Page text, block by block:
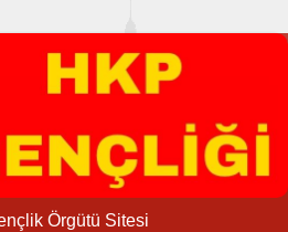
Örgütü Sitesi